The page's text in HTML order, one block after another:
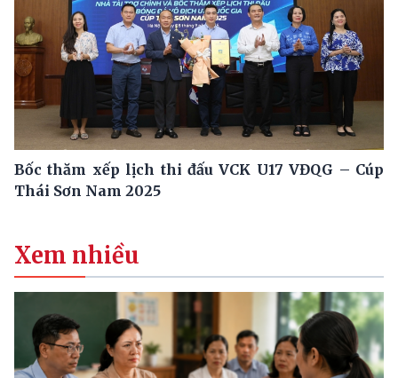
Bốc thăm xếp lịch thi đấu VCK U17 VĐQG – Cúp
Thái Sơn Nam 2025
Xem nhiều